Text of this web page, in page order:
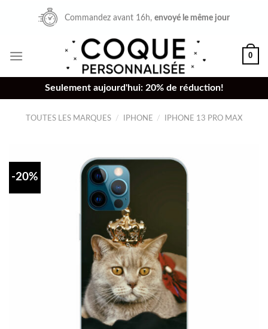
Commandez avant 16h,envoyé le même jour
0
Seulement aujourd'hui: 20% de réduction!
TOUTES LES MARQUES / IPHONE / IPHONE 13 PRO MAX
-20%